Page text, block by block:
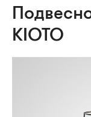
KIOTO